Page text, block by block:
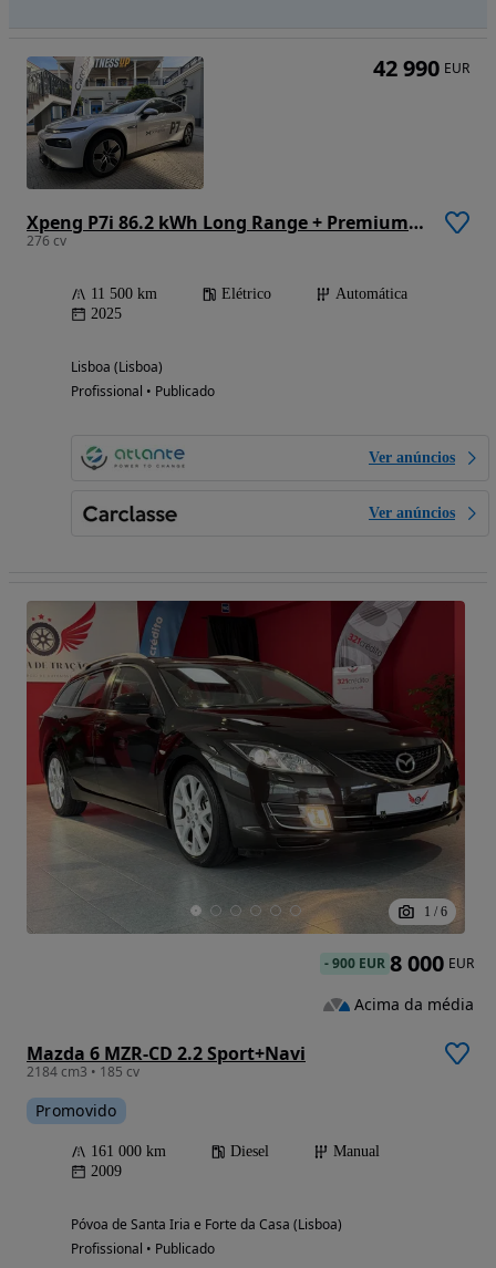
Xpeng P7i 86.2 kWh Long Range + Premium Cockpit
276 cv
11 500 km Elétrico
Automática
2025
Lisboa (Lisboa)
Profissional • Publicado
Ver anúncios
Ver anúncios
42 990 EUR
1 / 6
Mazda 6 MZR-CD 2.2 Sport+Navi
2184 cm3 • 185 cv
Promovido
161 000 km Diesel
Manual
2009
Póvoa de Santa Iria e Forte da Casa (Lisboa)
Profissional • Publicado
-900 EUR 8 000 EUR
Acima da média